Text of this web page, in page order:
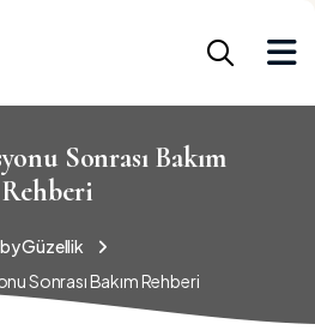
Sonrası Bakım
Rehberi
Güzellik
Sonrası Bakım Rehberi